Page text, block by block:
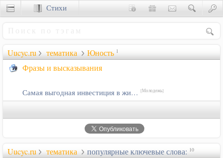
Uucyc.ru тематика Юность 1
Фразы и высказывания
Самая выгодная инвестиция в жи… [Молодежь]
Uucyc.ru тематика популярные ключевые слова: 10
Стихи